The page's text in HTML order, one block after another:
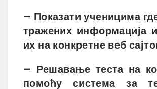
– Показати ученицима
тражених информација
их на конкретне веб
– Решавање теста на
помоћу система за